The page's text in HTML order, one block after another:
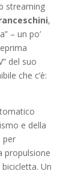
streaming
,
– un po’
del suo
che c’è:
e della
per
propulsione
Un